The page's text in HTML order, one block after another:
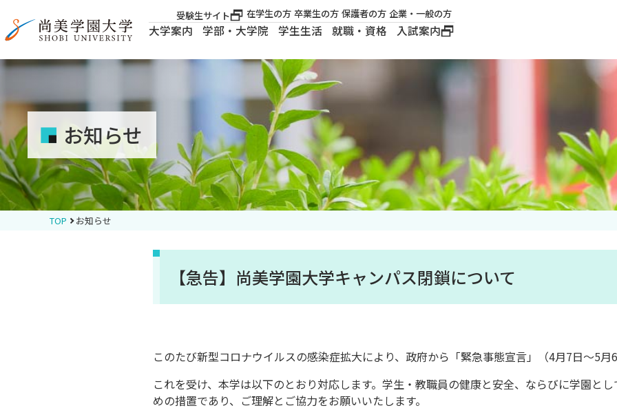
受験生サイト 在学生の方 卒業生の方 保護者の方 企業・一般の方
大学案内 学部・大学院 学生生活 就職・資格 入試案内
学部・大学院
学生生活
大学案内
建学の精神
ロゴマーク・公式キ
ャラクター
お知らせ
TOP お知らせ
【急告】尚美学園大学キャンパス閉鎖について
このたび新型コロナウイルスの感染症拡大により、政府から「緊急事態宣言」（4月7日～5月
これを受け、本学は以下のとおり対応します。学生・教職員の健康と安全、ならびに学園と
めの措置であり、ご理解とご協力をお願いいたします。